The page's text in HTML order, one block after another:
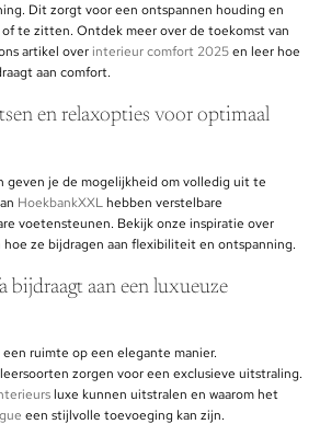
Dit zorgt voor een ontspannen houding en
te zitten. Ontdek meer over de toekomst van
artikel over interieur comfort 2025en leer hoe
aan comfort.
en relaxopties voor optimaal
geven je de mogelijkheid om volledig uit te
HoekbankXXLhebben verstelbare
voetensteunen. Bekijk onze inspiratie over
hoe ze bijdragen aan flexibiliteit en ontspanning.
bijdraagt aan een luxueuze
ruimte op een elegante manier.
zorgen voor een exclusieve uitstraling.
luxe kunnen uitstralen en waarom het
een stijlvolle toevoeging kan zijn.